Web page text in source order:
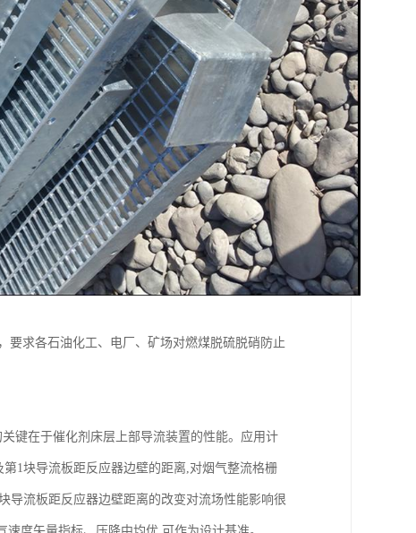
要求各石油化工、电厂、矿场对燃煤脱硫脱硝防止
键在于催化剂床层上部导流装置的性能。应用计
1块导流板距反应器边壁的距离,对烟气整流格栅
导流板距反应器边壁距离的改变对流场性能影响很